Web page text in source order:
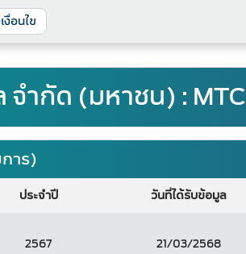
งื่อนไข
ำกัด (มหาชน) : MTC
าร)
ประจำปี วันที่ได้รับข้อมูล
2567 21/03/2568